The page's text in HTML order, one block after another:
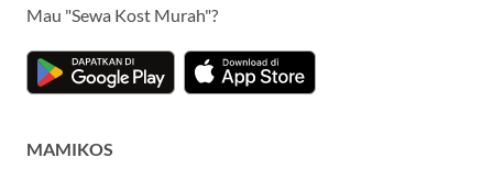
Mau "Sewa Kost Murah"?
MAMIKOS